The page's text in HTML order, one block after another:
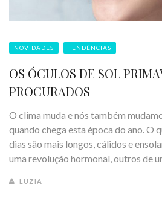
NOVIDADES TENDÊNCIAS
OS ÓCULOS DE SOL
PROCURADOS
O clima muda e nós também
quando chega esta época do ano. O
dias são mais longos, cálidos e
uma revolução hormonal, outros de
LUZIA